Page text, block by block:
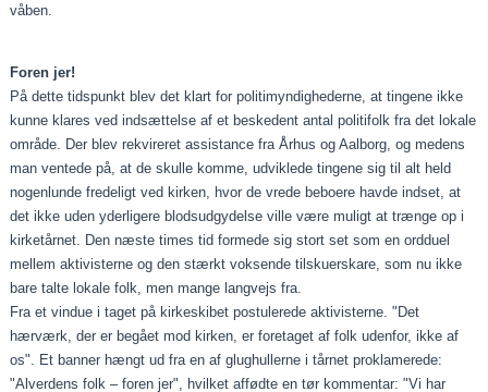
våben.
Foren jer!
På dette tidspunkt blev det klart for politimyndighederne, at tingene ikke
kunne klares ved indsættelse af et beskedent antal politifolk fra det lokale
område. Der blev rekvireret assistance fra Århus og Aalborg, og medens
man ventede på, at de skulle komme, udviklede tingene sig til alt held
nogenlunde fredeligt ved kirken, hvor de vrede beboere havde indset, at
det ikke uden yderligere blodsudgydelse ville være muligt at trænge op i
kirketårnet. Den næste times tid formede sig stort set som en ordduel
mellem aktivisterne og den stærkt voksende tilskuerskare, som nu ikke
bare talte lokale folk, men mange langvejs fra.
Fra et vindue i taget på kirkeskibet postulerede aktivisterne. "Det
hærværk, der er begået mod kirken, er foretaget af folk udenfor, ikke af
os". Et banner hængt ud fra en af glughullerne i tårnet proklamerede:
"Alverdens folk – foren jer", hvilket affødte en tør kommentar: "Vi har